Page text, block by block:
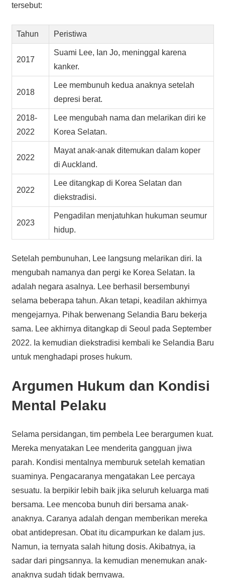
tersebut:
Tahun Peristiwa
2017
Suami Lee, Ian Jo, meninggal karena
kanker.
2018
Lee membunuh kedua anaknya setelah
depresi berat.
2018-
2022
Lee mengubah nama dan melarikan diri ke
Korea Selatan.
2022
Mayat anak-anak ditemukan dalam koper
di Auckland.
2022
Lee ditangkap di Korea Selatan dan
diekstradisi.
2023
Pengadilan menjatuhkan hukuman seumur
hidup.
Setelah pembunuhan, Lee langsung melarikan diri. Ia
mengubah namanya dan pergi ke Korea Selatan. Ia
adalah negara asalnya. Lee berhasil bersembunyi
selama beberapa tahun. Akan tetapi, keadilan akhirnya
mengejarnya. Pihak berwenang Selandia Baru bekerja
sama. Lee akhirnya ditangkap di Seoul pada September
2022. Ia kemudian diekstradisi kembali ke Selandia Baru
untuk menghadapi proses hukum.
Argumen Hukum dan Kondisi
Mental Pelaku
Selama persidangan, tim pembela Lee berargumen kuat.
Mereka menyatakan Lee menderita gangguan jiwa
parah. Kondisi mentalnya memburuk setelah kematian
suaminya. Pengacaranya mengatakan Lee percaya
sesuatu. Ia berpikir lebih baik jika seluruh keluarga mati
bersama. Lee mencoba bunuh diri bersama anak-
anaknya. Caranya adalah dengan memberikan mereka
obat antidepresan. Obat itu dicampurkan ke dalam jus.
Namun, ia ternyata salah hitung dosis. Akibatnya, ia
sadar dari pingsannya. Ia kemudian menemukan anak-
anaknya sudah tidak bernyawa.